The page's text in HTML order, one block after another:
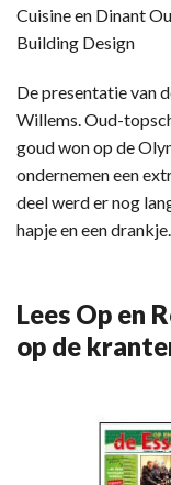
Cuisine en Dinant
Building Design
De presentatie van
Willems. Oud-
goud won op de
ondernemen een
deel werd er nog
hapje en een drankje.
Lees Op en
op de